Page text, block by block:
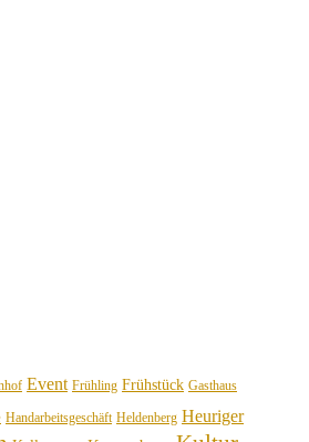
Event Frühling Frühstück Gasthaus
Handarbeitsgeschäft Heldenberg Heuriger